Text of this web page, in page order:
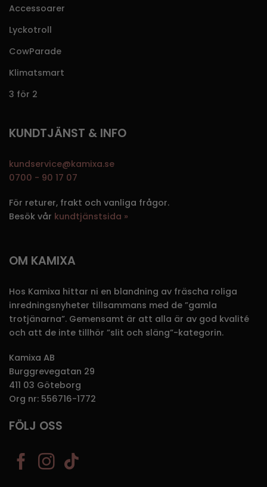
Accessoarer
Lyckotroll
CowParade
Klimatsmart
3 för 2
KUNDTJÄNST & INFO
kundservice@kamixa.se
0700 - 90 17 07
För returer, frakt och vanliga frågor.
Besök vår kundtjänstsida »
OM KAMIXA
Hos Kamixa hittar ni en blandning av fräscha roliga
inredningsnyheter tillsammans med de ”gamla
trotjänarna”. Gemensamt är att alla är av god kvalité
och att de inte tillhör ”slit och släng”-kategorin.
Kamixa AB
Burggrevegatan 29
411 03 Göteborg
Org nr: 556716-1772
FÖLJ OSS